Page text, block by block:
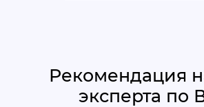
Рекомендация
эксперта по